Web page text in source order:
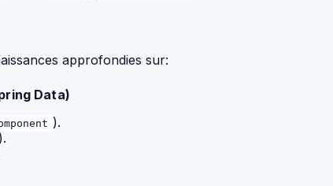
approfondies sur:
Data)
).
).